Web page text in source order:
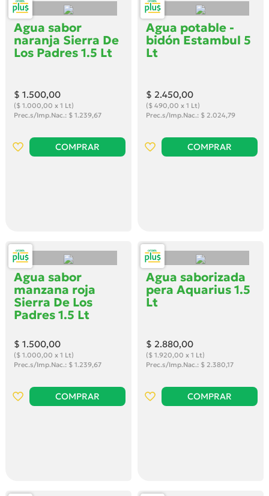
Agua sabor
naranja Sierra De
Los Padres 1.5 Lt
$ 1.500,00
($ 1.000,00 x 1 Lt)
Prec.s/Imp.Nac.: $ 1.239,67
COMPRAR
Agua potable -
bidón Estambul 5
Lt
$ 2.450,00
($ 490,00 x 1 Lt)
Prec.s/Imp.Nac.: $ 2.024,79
COMPRAR
Agua sabor
manzana roja
Sierra De Los
Padres 1.5 Lt
$ 1.500,00
($ 1.000,00 x 1 Lt)
Prec.s/Imp.Nac.: $ 1.239,67
COMPRAR
Agua saborizada
pera Aquarius 1.5
Lt
$ 2.880,00
($ 1.920,00 x 1 Lt)
Prec.s/Imp.Nac.: $ 2.380,17
COMPRAR